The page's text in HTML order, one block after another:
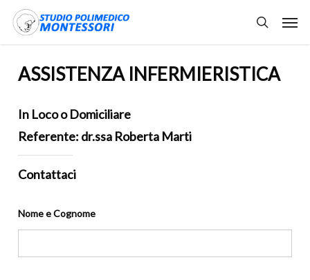
search
ASSISTENZA INFERMIERISTICA
In Loco o Domiciliare
Referente: dr.ssa Roberta Marti
Contattaci
Nome e Cognome